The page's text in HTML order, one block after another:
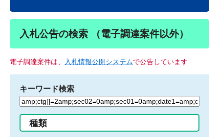
入札公告の検索 （電子調達案件以外）
電子調達案件は、 入札情報公開システムで公告しています
キーワード検索
検
る
種類